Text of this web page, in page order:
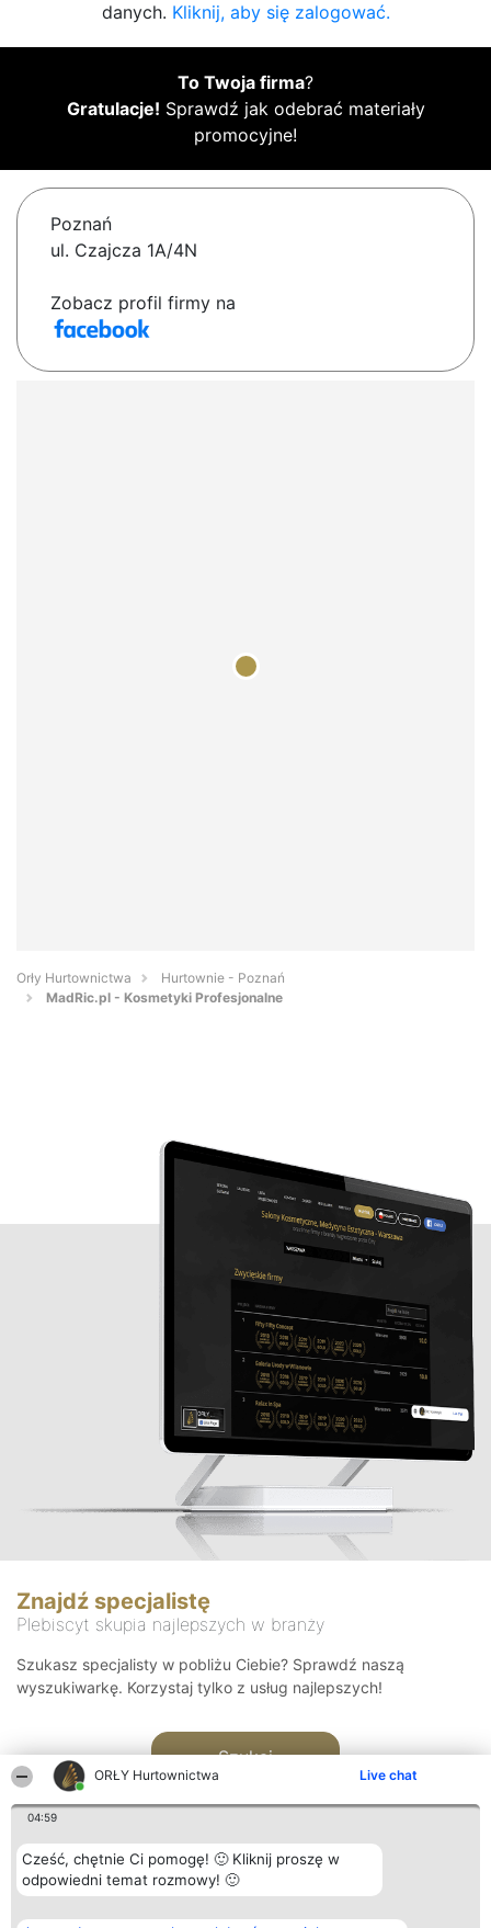
ORŁY Hurtownictwa Live chat
04:59
Cześć, chętnie Ci pomogę! 🙂 Kliknij proszę w
odpowiedni temat rozmowy! 🙂
danych. Kliknij, aby się zalogować.
To Twoja firma?
Gratulacje! Sprawdź jak odebrać materiały
promocyjne!
Poznań
ul. Czajcza 1A/4N
Zobacz profil firmy na
Orły Hurtownictwa
Hurtownie - Poznań
MadRic.pl - Kosmetyki Profesjonalne
Znajdź specjalistę
Plebiscyt skupia najlepszych w branży
Szukasz specjalisty w pobliżu Ciebie? Sprawdź naszą
wyszukiwarkę. Korzystaj tylko z usług najlepszych!
Szukaj
Organizator plebiscytu Plebiscyt Kontakt